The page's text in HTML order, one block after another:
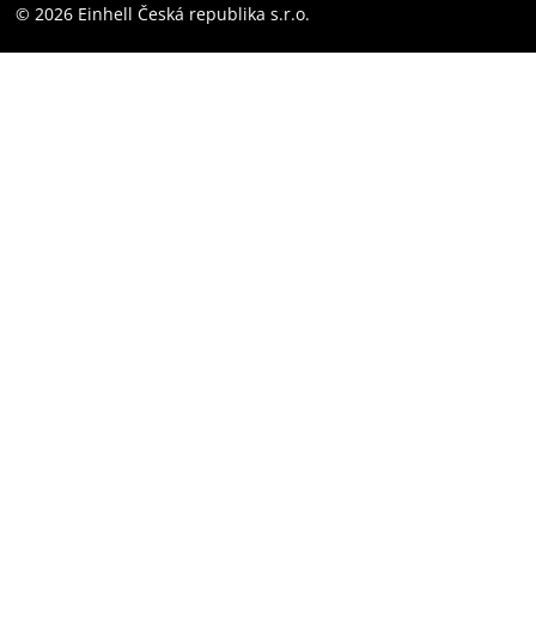
Instagram
© 2026 Einhell Česká republika s.r.o.